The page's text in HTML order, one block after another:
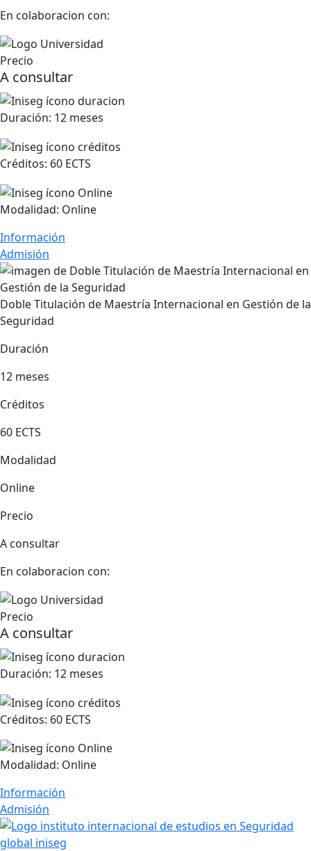
En colaboracion con:
Precio
A consultar
Duración: 12 meses
Créditos: 60 ECTS
Modalidad: Online
Información
Admisión
Doble Titulación de Maestría Internacional en Gestión de la
Seguridad
Duración
12 meses
Créditos
60 ECTS
Modalidad
Online
Precio
A consultar
En colaboracion con:
Precio
A consultar
Duración: 12 meses
Créditos: 60 ECTS
Modalidad: Online
Información
Admisión